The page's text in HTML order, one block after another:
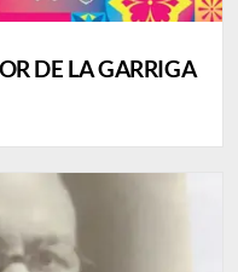
DE LA GARRIGA